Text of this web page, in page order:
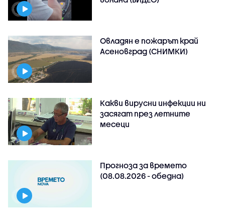
Овладян е пожарът край
Асеновград (СНИМКИ)
Какви вирусни инфекции ни
засягат през летните
месеци
Прогноза за времето
(08.08.2026 - обедна)